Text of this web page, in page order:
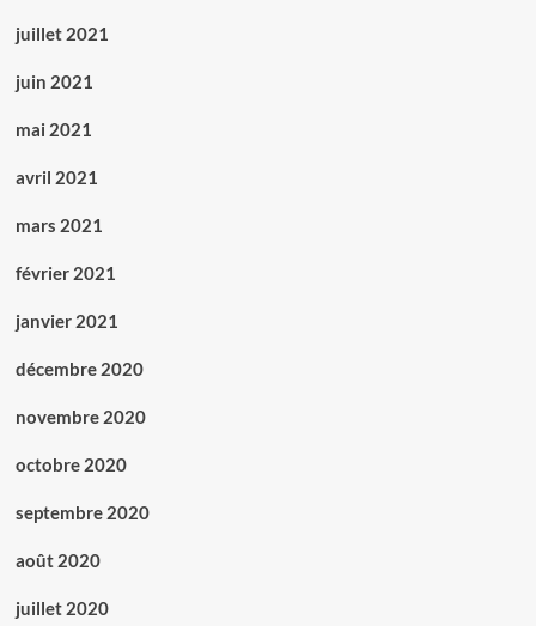
juillet 2021
juin 2021
mai 2021
avril 2021
mars 2021
février 2021
janvier 2021
décembre 2020
novembre 2020
octobre 2020
septembre 2020
août 2020
juillet 2020